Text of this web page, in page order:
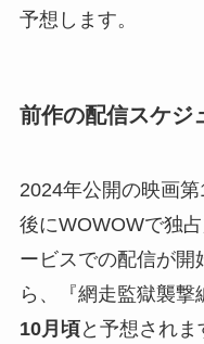
予想します。
前作の配信スケジ
2024年公開の映画
後にWOWOWで独
ービスでの配信が開
ら、『網走監獄襲撃
10月頃と予想されま